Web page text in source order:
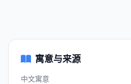
寓意与来源
中文寓意